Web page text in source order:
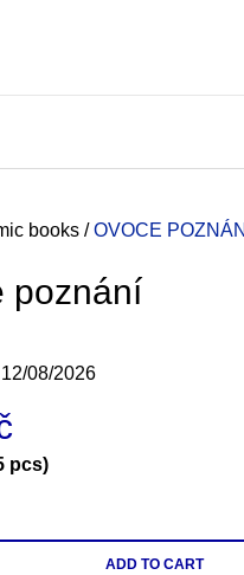
books / OVOCE POZNÁNÍ
poznání
12/08/2026
pcs)
ADD TO CART